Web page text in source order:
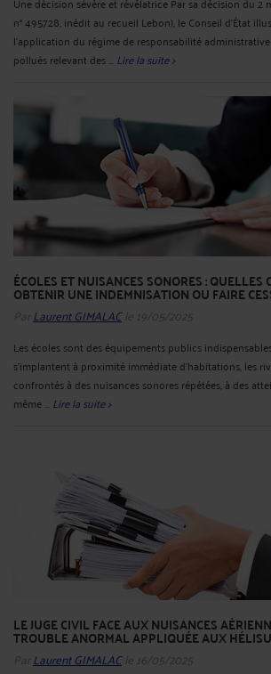
n° 495728, inédit au recueil Lebon), le Conseil d’État
l’application du régime de responsabilité
pollués relevant des ... Lire la suite >
ÉCOLES ET NUISANCES SONORES :
OBTENIR UNE INDEMNISATION OU FAIRE
Par Laurent GIMALACle 19/05/2025
Les écoles sont des équipements publics
s’implantent à proximité immédiate d’habitations, les
confrontés à des nuisances sonores répétées, à des
même ... Lire la suite >
LE JUGE CIVIL FACE AUX NUISANCES
TROUBLE ANORMAL APPLIQUÉE AUX
Par Laurent GIMALACle 16/05/2025